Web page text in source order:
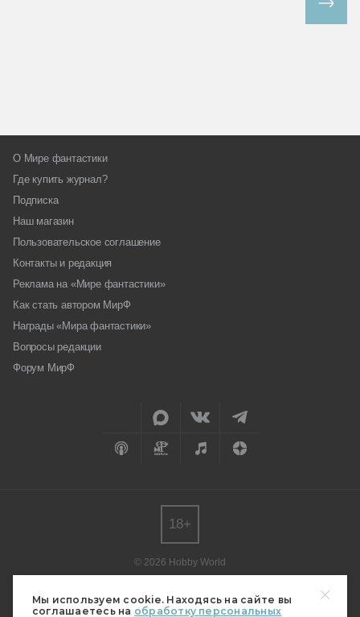
Мы используем cookie. Находясь на сайте вы
соглашаетесь на обработку персональных
О Мире фантастики
Где купить журнал?
Подписка
Наш магазин
Пользовательское соглашение
Контакты и редакция
Реклама на «Мире фантастики»
Как стать автором МирФ
Награды «Мира фантастики»
Вопросы редакции
Форум МирФ
© 2026 Hobby World
редакции.
Мнение авторов может не совпадать с мнением редакции.
18+